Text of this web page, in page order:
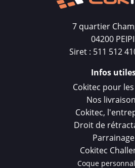
7 quartier
04200
Siret : 511 512
Infos
Cokitec pour
Nos
Cokitec,
Droit de
Parrainage
Cokitec
Coque